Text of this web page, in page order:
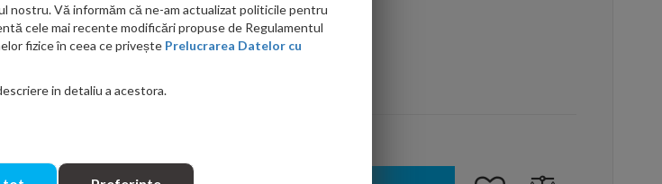
PRP: 2,973.00 RON
1,405.00 RON
Ati gasit in alta parte mai ieftin?
nostru. Vă informăm că ne-am actualizat politicile pentru
cele mai recente modificări propuse de Regulamentul
fizice în ceea ce privește Prelucrarea Datelor cu
in detaliu a acestora.